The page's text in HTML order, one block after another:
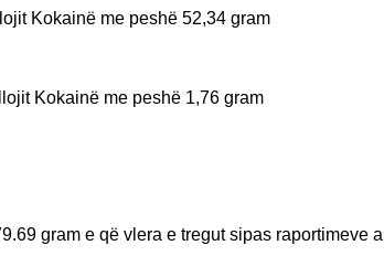
Kokainë me peshë 52,34 gram
Kokainë me peshë 1,76 gram
gram e që vlera e tregut sipas raportimeve